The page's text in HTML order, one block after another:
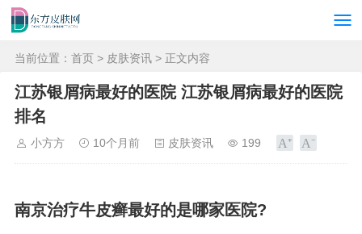
当前位置： 首页 > 皮肤资讯 > 正文内容
江苏银屑病最好的医院 江苏银屑病最好的医院
排名
小方方 10个月前 皮肤资讯 199
南京治疗牛皮癣最好的是哪家医院?